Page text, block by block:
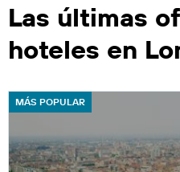
Las últimas
hoteles en
MÁS POPULAR